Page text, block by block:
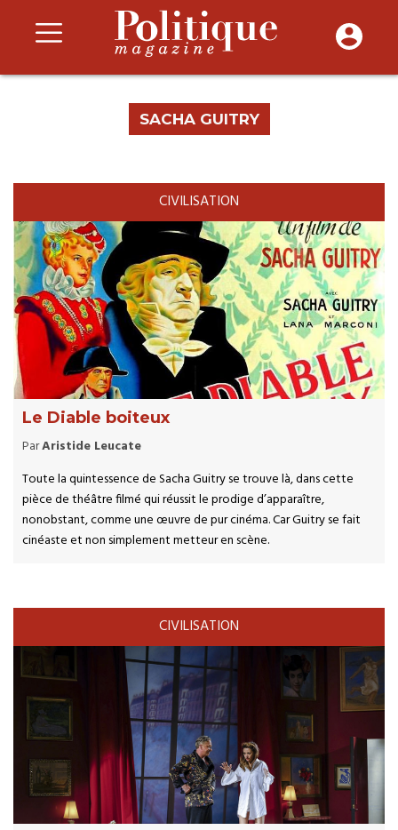
SACHA GUITRY
CIVILISATION
Le Diable boiteux
ParAristide Leucate
Toute la quintessence de Sacha Guitry se trouve là, dans cette
pièce de théâtre filmé qui réussit le prodige d’apparaître,
nonobstant, comme une œuvre de pur cinéma. Car Guitry se fait
cinéaste et non simplement metteur en scène.
CIVILISATION